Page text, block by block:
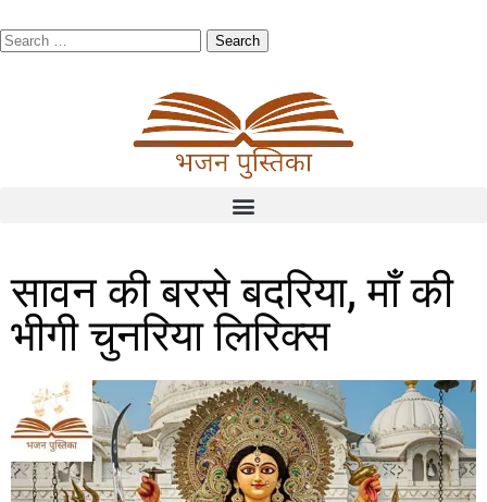
सावन की बरसे बदरिया, माँ की
भीगी चुनरिया लिरिक्स